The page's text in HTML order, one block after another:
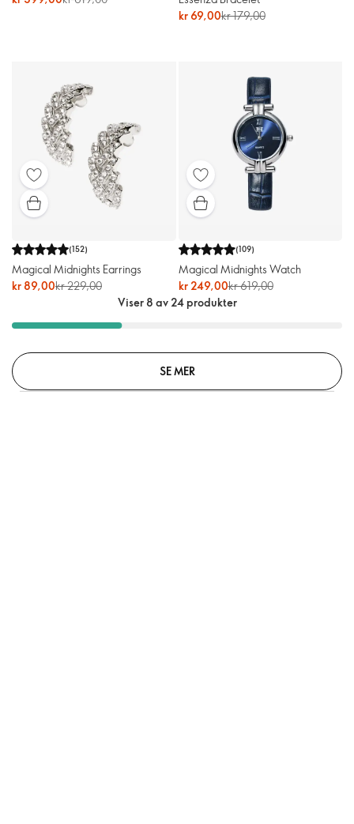
kr 69,00kr 179,00
(152)
Magical Midnights Earrings
kr 89,00kr 229,00
(109)
Magical Midnights Watch
kr 249,00kr 619,00
Viser 8 av 24 produkter
SE MER